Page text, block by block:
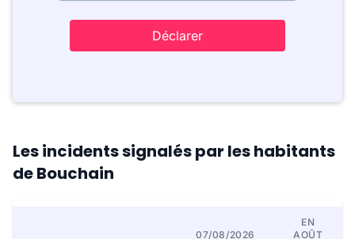
Déclarer
Les incidents signalés par les habitants
de Bouchain
07/08/2026
EN
AOÛT